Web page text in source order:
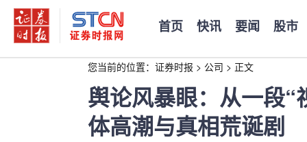
首页 快讯 要闻 股市
您当前的位置： 证券时报 > 公司 > 正文
舆论风暴眼：从一段
体高潮与真相荒诞剧